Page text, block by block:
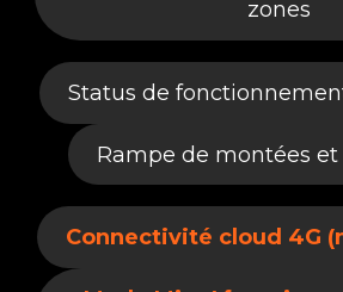
zones
Status de
Rampe de montées et
Connectivité cloud 4G